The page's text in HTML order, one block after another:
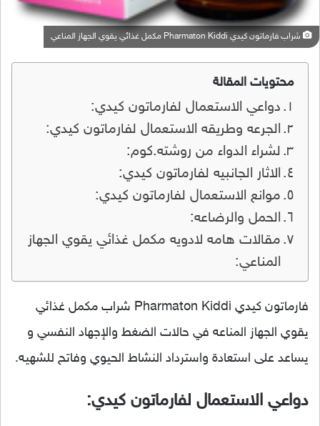
شراب فارماتون كيدي Pharmaton Kiddi مكمل غذائي يقوي الجهاز المناعي
محتويات المقالة
دواعي الاستعمال لفارماتون كيدي:
الجرعه وطريقه الاستعمال لفارماتون كيدي:
لشراء الدواء من روشته.كوم:
الاثار الجانبيه لفارماتون كيدي:
موانع الاستعمال لفارماتون كيدي:
الحمل والرضاعه:
مقالات هامه لادويه مكمل غذائي يقوي الجهاز
المناعي:
فارماتون كيدي Pharmaton Kiddi شراب مكمل غذائي
يقوي الجهاز المناعه في حالات الضغط والإجهاد النفسي و
يساعد على استعادة واسترداد النشاط الحيوي وفاتح للشهيه.
دواعي الاستعمال لفارماتون كيدي: